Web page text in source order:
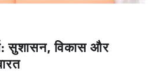
सुशासन, विकास और